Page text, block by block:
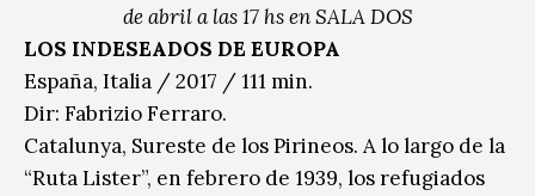
de abril a las 17 hs en SALA DOS
LOS INDESEADOS DE EUROPA
España, Italia / 2017 / 111 min.
Dir: Fabrizio Ferraro.
Catalunya, Sureste de los Pirineos. A lo largo de la
“Ruta Lister”, en febrero de 1939, los refugiados